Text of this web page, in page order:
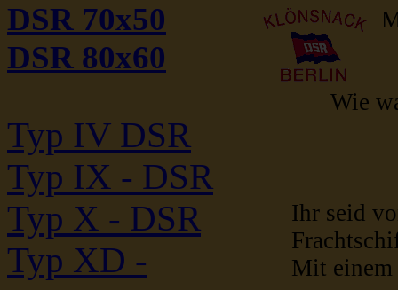
DSR 70x50
DSR 80x60
Typ IV DSR
Typ IX - DSR
Typ X - DSR
Typ XD -
Wie war
Ihr seid
Mit einem